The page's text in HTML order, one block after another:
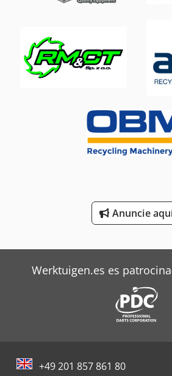
Mbo Plegadoras
Oms Flejadoras
Siemens Motores Eléctricos
Trane Aires Acondicionados
Anuncie
Werktuigen.es es
+49 201 857 861 80